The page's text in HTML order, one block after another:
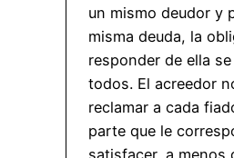
un mismo deudor y
misma deuda, la
responder de ella
todos. El acreedor
reclamar a cada
parte que le
satisfacer, a menos